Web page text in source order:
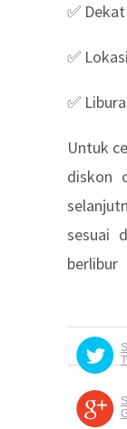
✅
✅
✅
Untuk
diskon
sesuai
berlibur